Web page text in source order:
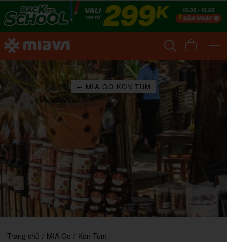
← MIA GO KON TUM
Trang chủ / MIA Go / Kon Tum